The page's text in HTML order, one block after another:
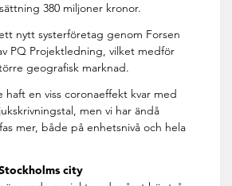
380 miljoner kronor.
nytt systerföretag genom Forsen
PQ Projektledning, vilket medför
geografisk marknad.
haft en viss coronaeffekt kvar med
men vi har ändå
mer, både på enhetsnivå och hela
city